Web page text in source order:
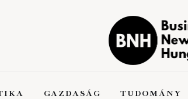
GAZDASÁG TUDOMÁNY
Business News
Hungary